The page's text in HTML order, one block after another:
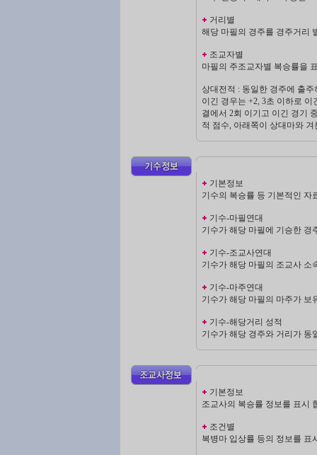
거리별
해당 마필의 경주를 경주거리
조교자별
마필의 주조교자별 복승률을
상대전적 : 동일한 경주에 출
이긴 경우는 +2, 3초 이하로
결에서 2회 이기고 이긴 경기
적 점수, 아래쪽이 상대마와
기본정보
기수의 복승률 등 기본적인 자
기수-마필연대
기수가 해당 마필에 기승한 경
기수-조교사연대
기수가 해당 마필의 조교사 소
기수-마주연대
기수가 해당 마필의 마주가 보
기수-해당거리 성적
기수가 해당 경주와 거리가 동
기본정보
조교사의 복승률 정보를 표시
조건별
복병마 입상률 등의 정보를 표